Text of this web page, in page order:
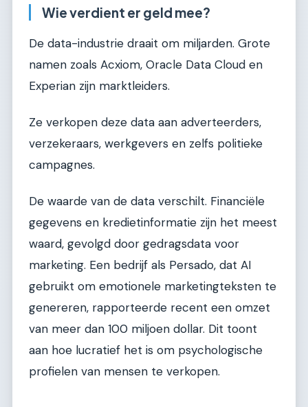
Wie verdient er geld mee?
De data-industrie draait om miljarden. Grote
namen zoals Acxiom, Oracle Data Cloud en
Experian zijn marktleiders.
Ze verkopen deze data aan adverteerders,
verzekeraars, werkgevers en zelfs politieke
campagnes.
De waarde van de data verschilt. Financiële
gegevens en kredietinformatie zijn het meest
waard, gevolgd door gedragsdata voor
marketing. Een bedrijf als Persado, dat AI
gebruikt om emotionele marketingteksten te
genereren, rapporteerde recent een omzet
van meer dan 100 miljoen dollar. Dit toont
aan hoe lucratief het is om psychologische
profielen van mensen te verkopen.